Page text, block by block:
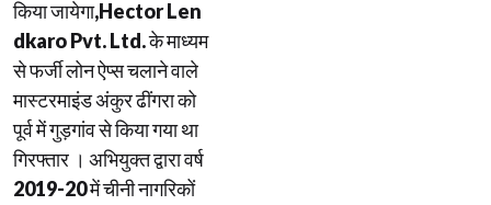
किया जायेगा,Hector Len
dkaro Pvt. Ltd. के माध्यम
से फर्जी लोन ऐप्स चलाने वाले
मास्टरमाइंड अंकुर ढींगरा को
पूर्व में गुड़गांव से किया गया था
गिरफ्तार । अभियुक्त द्वारा वर्ष
2019-20 में चीनी नागरिकों